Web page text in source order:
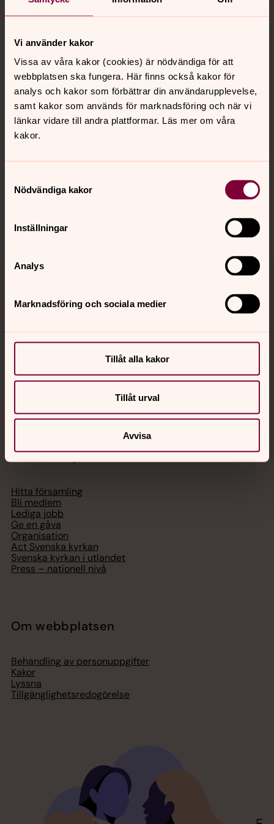
Vi använder kakor
Vissa av våra kakor (cookies) är nödvändiga för att
webbplatsen ska fungera. Här finns också kakor för
analys och kakor som förbättrar din användarupplevelse,
samt kakor som används för marknadsföring och när vi
länkar vidare till andra plattformar. Läs mer om våra
kakor.
Nödvändiga kakor
Inställningar
Analys
Marknadsföring och sociala medier
Tillåt alla kakor
Tillåt urval
Avvisa
Kontakt
Kalender
Sociala kanaler
Akut samtals- och krisstöd. Prata eller chatta anonymt
med en präst på kvällar och nätter.
Digitalt brev
Svenska kyrkan
Hitta församling
Bli medlem
Lediga jobb
Ge en gåva
Organisation
Act Svenska kyrkan
Svenska kyrkan i utlandet
Press – nationell nivå
Om webbplatsen
Behandling av personuppgifter
Kakor
Lyssna
Tillgänglighetsredogörelse